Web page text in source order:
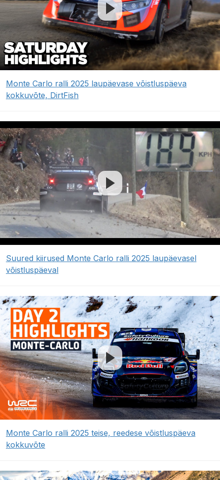
Monte Carlo ralli 2025 laupäevase võistluspäeva
kokkuvõte, DirtFish
Suured kiirused Monte Carlo ralli 2025 laupäevasel
võistluspäeval
Monte Carlo ralli 2025 teise, reedese võistluspäeva
kokkuvõte